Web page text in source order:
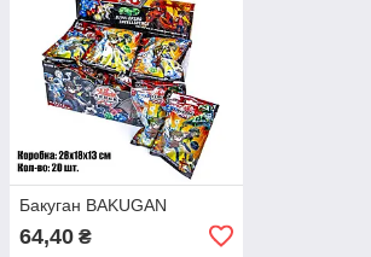
Бакуган BAKUGAN
64,40 ₴